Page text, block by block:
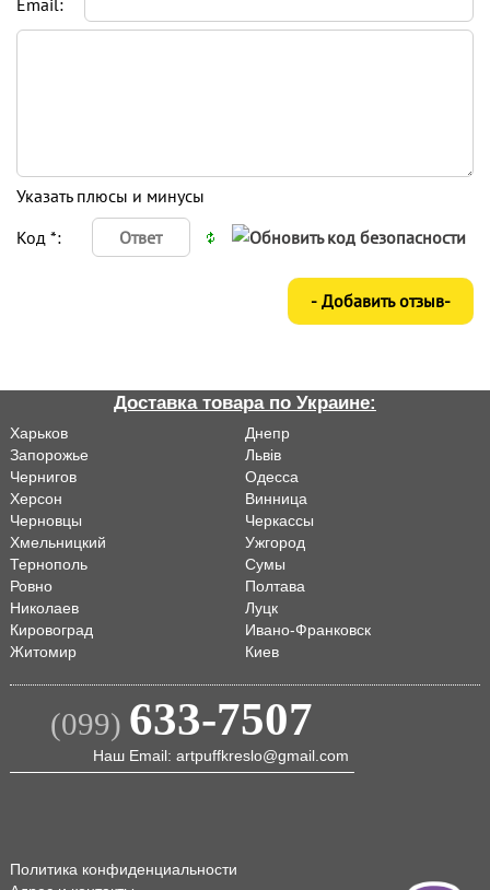
Указать плюсы и минусы
Код *:
Доставка товара по Украине:
Харьков
Днепр
Запорожье
Львiв
Чернигов
Одесса
Херсон
Винница
Черновцы
Черкассы
Хмельницкий
Ужгород
Тернополь
Сумы
Ровно
Полтава
Николаев
Луцк
Кировоград
Ивано-Франковск
Житомир
Киев
(099) 633-7507
Наш Email: artpuffkreslo@gmail.com
Политика конфиденциальности